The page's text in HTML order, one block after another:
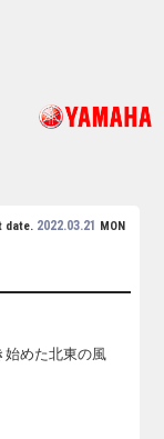
date. 2022.03.21 MON
始めた北東の風